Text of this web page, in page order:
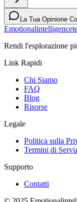
La Tua Opinione
Rendi l'esplorazione
Link Rapidi
Chi Siamo
FAQ
Blog
Risorse
Legale
Politica sulla
Termini di
Supporto
Contatti